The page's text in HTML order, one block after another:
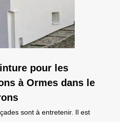
pour les
à Ormes dans le
sont à entretenir. Il est